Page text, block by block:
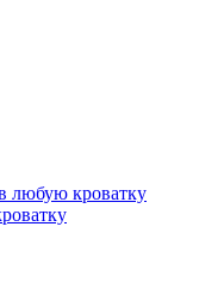
любую кроватку